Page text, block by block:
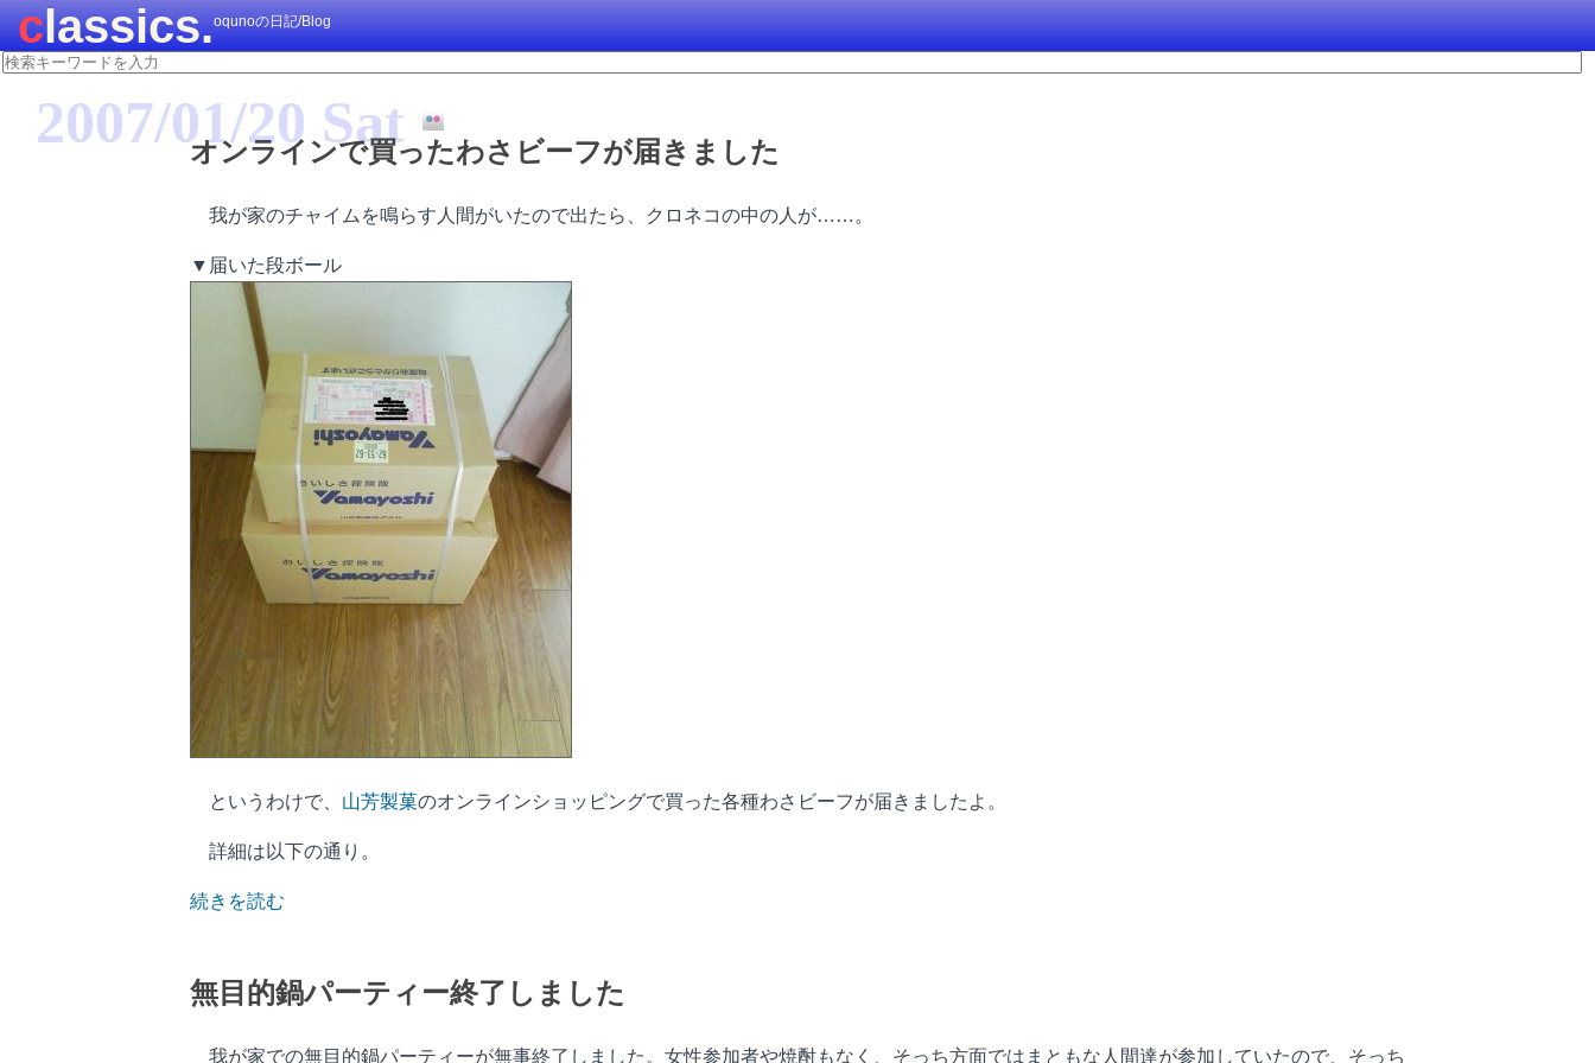
classics.oqunoの日記/Blog
2007/01/20 Sat
オンラインで買ったわさビーフが届きました
我が家のチャイムを鳴らす人間がいたので出たら、クロネコの中の人が……。
▼届いた段ボール
というわけで、 山芳製菓のオンラインショッピングで買った各種わさビーフが届きましたよ。
詳細は以下の通り。
続きを読む
無目的鍋パーティー終了しました
我が家での無目的鍋パーティーが無事終了しました。女性参加者や焼酎もなく、そっち方面ではまともな人間達が参加していたので、そっち